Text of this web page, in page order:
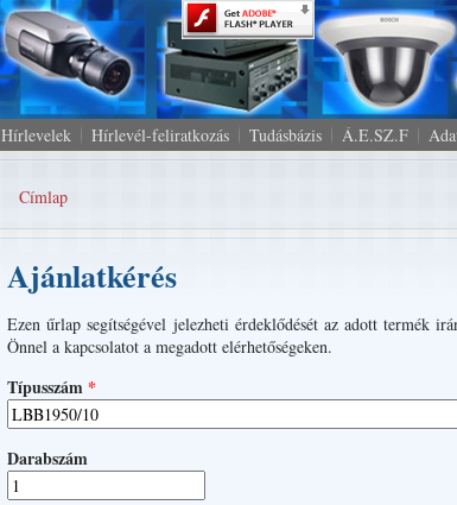
Hírlevelek Hírlevél-feliratkozás Tudásbázis Á.E.SZ.F
Jelenlegi hely
Címlap
Ajánlatkérés
Ezen űrlap segítségével jelezheti érdeklődését az adott termék
Önnel a kapcsolatot a megadott elérhetőségeken.
Típusszám *
Darabszám